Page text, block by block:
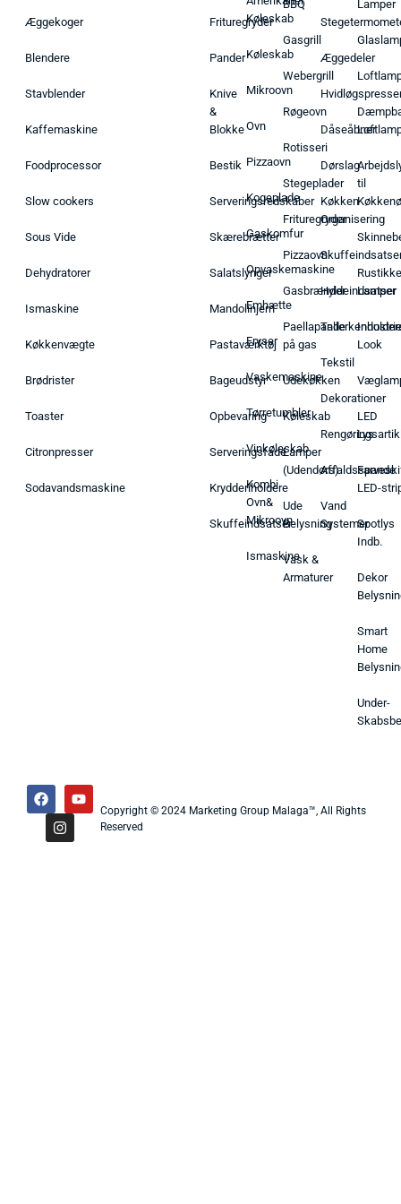
Æggekoger
Blendere
Stavblender
Kaffemaskine
Foodprocessor
Slow cookers
Sous Vide
Dehydratorer
Ismaskine
Køkkenvægte
Brødrister
Toaster
Citronpresser
Sodavandsmaskine
Frituregryder
Pander
Knive
&
Blokke
Bestik
Serveringsredskaber
Skærebrætter
Salatslynger
Mandolinjern
Pastaværktøj
Bageudstyr
Opbevaring
Serveringsfade
Krydderiholdere
Skuffeindsatser
Køleskab
Køleskab
Mikroovn
Ovn
Pizzaovn
Kogeplade
Gaskomfur
Opvaskemaskine
Emhætte
Fryser
Vaskemaskine
Tørretumbler
Vinkøleskab
Kombi
Ovn&
Mikroovn
Ismaskine
BBQ
Gasgrill
Webergrill
Røgeovn
Rotisseri
Stegeplader
Frituregryder
Pizzaovn
Gasbrænder
Paellapande
på gas
Udekøkken
Køleskab
Lamper
(Udendørs)
Ude
Belysning
Vask &
Armaturer
Æggedeler
Dåseåbner
Dørslag
Køkken
Organisering
Hyldeindsatser
Tekstil
Dekorationer
Affaldsspande
Vand
Systemer
Lamper
til
Rustikke
Lamper
Look
LED
Lys
LED-
Spotlys
Indb.
Dekor
Smart
Home
Under-
Copyright © 2024 Marketing Group Malaga™, All Rights
Reserved